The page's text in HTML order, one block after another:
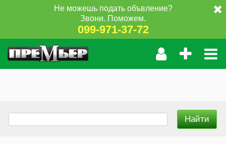
Не можешь подать объвление?
Звони. Поможем.
099-971-37-72